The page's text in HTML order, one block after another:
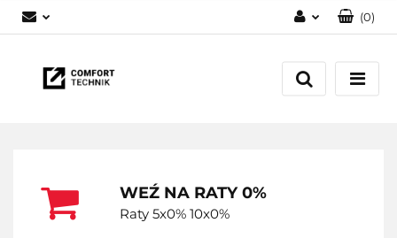
Zaloguj się
Zarejestruj się
(0)
WEŹ NA RATY 0%
Raty 5x0% 10x0%